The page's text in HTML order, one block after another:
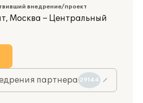
внедрение/проект
Москва – Центральный
партнера 29144